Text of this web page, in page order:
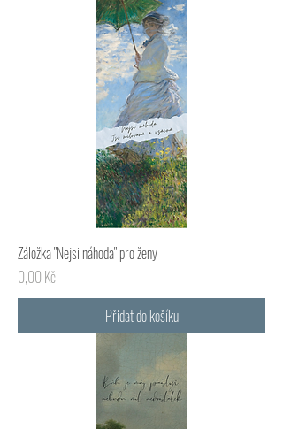
Záložka "Nejsi náhoda" pro ženy
Cena
0,00 Kč
Přidat do košíku